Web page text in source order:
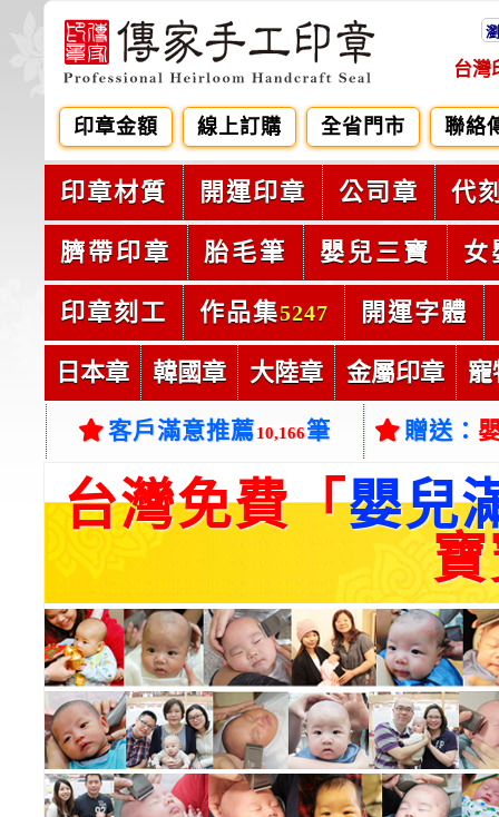
台灣
印章金額 線上訂購 全省門市 聯絡
印章材質 開運印章 公司章 代
臍帶印章 胎毛筆 嬰兒三寶 女
印章刻工 作品集5247 開運字體
日本章 韓國章 大陸章 金屬印章 寵
客戶滿意推薦10,166筆 贈送：
台灣免費「嬰兒